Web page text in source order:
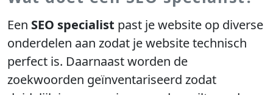
Een SEO specialist past je website op diverse
onderdelen aan zodat je website technisch
perfect is. Daarnaast worden de
zoekwoorden geïnventariseerd zodat